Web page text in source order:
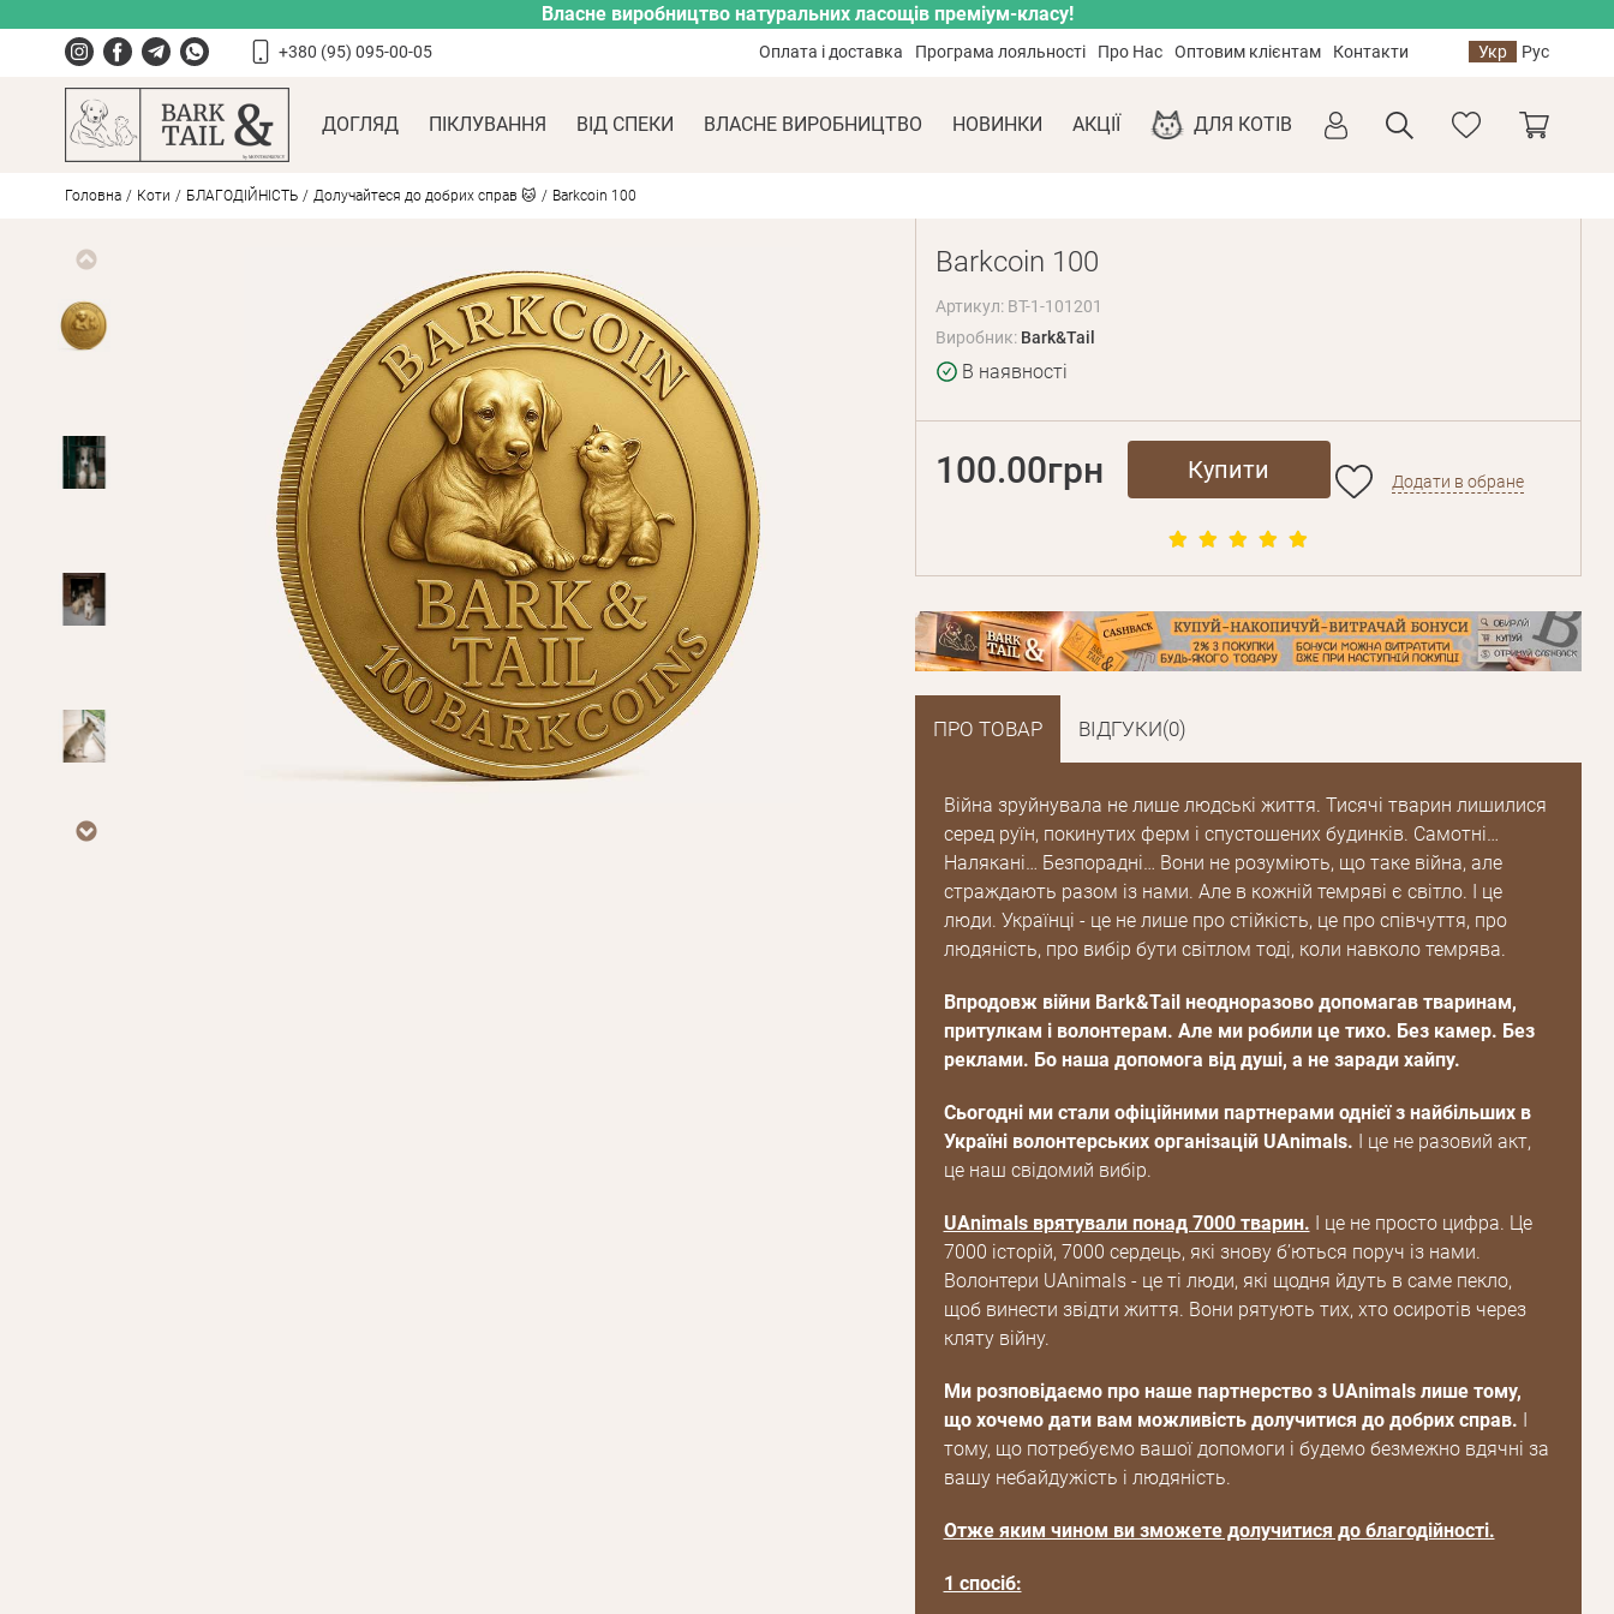
Власне виробництво натуральних ласощів преміум-класу!
+380 (95) 095-00-05 Оплата і доставка Програма лояльності Про Нас Оптовим клієнтам Контакти Укр Рус
ДОГЛЯД ПІКЛУВАННЯ ВІД СПЕКИ ВЛАСНЕ ВИРОБНИЦТВО НОВИНКИ АКЦІЇ ДЛЯ КОТІВ
Головна Коти БЛАГОДІЙНІСТЬ Долучайтеся до добрих справ 🐱 Barkcoin 100
Barkcoin 100
Артикул: BT-1-101201
Виробник: Bark&Tail
В наявності
100.00грн Купити Додати в обране
ПРО ТОВАР ВІДГУКИ(0)
Війна зруйнувала не лише людські життя. Тисячі тварин лишилися
серед руїн, покинутих ферм і спустошених будинків. Самотні…
Налякані… Безпорадні… Вони не розуміють, що таке війна, але
страждають разом із нами. Але в кожній темряві є світло. І це
люди. Українці - це не лише про стійкість, це про співчуття, про
людяність, про вибір бути світлом тоді, коли навколо темрява.
Впродовж війни Bark&Tail неодноразово допомагав тваринам,
притулкам і волонтерам. Але ми робили це тихо. Без камер. Без
реклами. Бо наша допомога від душі, а не заради хайпу.
Сьогодні ми стали офіційними партнерами однієї з найбільших в
Україні волонтерських організацій UAnimals. І це не разовий акт,
це наш свідомий вибір.
UAnimals врятували понад 7000 тварин. І це не просто цифра. Це
7000 історій, 7000 сердець, які знову бʼються поруч із нами.
Волонтери UAnimals - це ті люди, які щодня йдуть в саме пекло,
щоб винести звідти життя. Вони рятують тих, хто осиротів через
кляту війну.
Ми розповідаємо про наше партнерство з UAnimals лише тому,
що хочемо дати вам можливість долучитися до добрих справ.
тому, що потребуємо вашої допомоги і будемо безмежно вдячні за
вашу небайдужість і людяність.
Отже яким чином ви зможете долучитися до благодійності.
1 спосіб: